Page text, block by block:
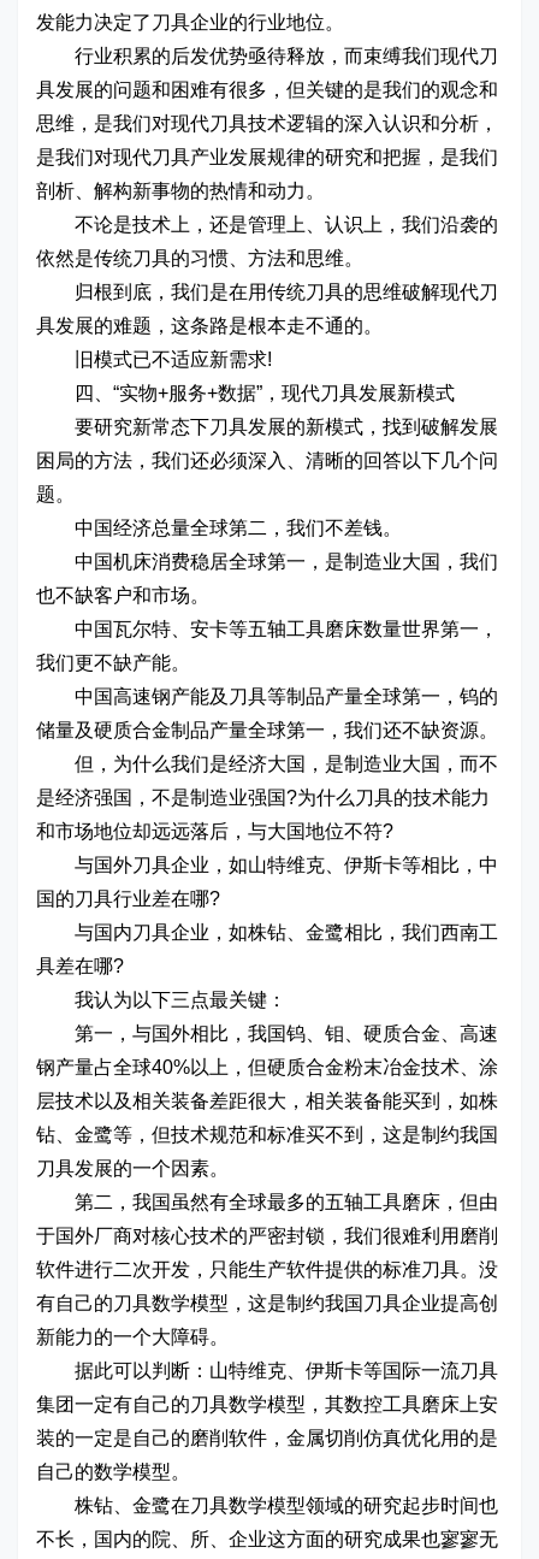
发能力决定了刀具企业的行业地位。
行业积累的后发优势亟待释放，而束缚我们现代刀
具发展的问题和困难有很多，但关键的是我们的观念和
思维，是我们对现代刀具技术逻辑的深入认识和分析，
是我们对现代刀具产业发展规律的研究和把握，是我们
剖析、解构新事物的热情和动力。
不论是技术上，还是管理上、认识上，我们沿袭的
依然是传统刀具的习惯、方法和思维。
归根到底，我们是在用传统刀具的思维破解现代刀
具发展的难题，这条路是根本走不通的。
旧模式已不适应新需求!
四、“实物+服务+数据”，现代刀具发展新模式
要研究新常态下刀具发展的新模式，找到破解发展
困局的方法，我们还必须深入、清晰的回答以下几个问
题。
中国经济总量全球第二，我们不差钱。
中国机床消费稳居全球第一，是制造业大国，我们
也不缺客户和市场。
中国瓦尔特、安卡等五轴工具磨床数量世界第一，
我们更不缺产能。
中国高速钢产能及刀具等制品产量全球第一，钨的
储量及硬质合金制品产量全球第一，我们还不缺资源。
但，为什么我们是经济大国，是制造业大国，而不
是经济强国，不是制造业强国?为什么刀具的技术能力
和市场地位却远远落后，与大国地位不符?
与国外刀具企业，如山特维克、伊斯卡等相比，中
国的刀具行业差在哪?
与国内刀具企业，如株钻、金鹭相比，我们西南工
具差在哪?
我认为以下三点最关键：
第一，与国外相比，我国钨、钼、硬质合金、高速
钢产量占全球40%以上，但硬质合金粉末冶金技术、涂
层技术以及相关装备差距很大，相关装备能买到，如株
钻、金鹭等，但技术规范和标准买不到，这是制约我国
刀具发展的一个因素。
第二，我国虽然有全球最多的五轴工具磨床，但由
于国外厂商对核心技术的严密封锁，我们很难利用磨削
软件进行二次开发，只能生产软件提供的标准刀具。没
有自己的刀具数学模型，这是制约我国刀具企业提高创
新能力的一个大障碍。
据此可以判断：山特维克、伊斯卡等国际一流刀具
集团一定有自己的刀具数学模型，其数控工具磨床上安
装的一定是自己的磨削软件，金属切削仿真优化用的是
自己的数学模型。
株钻、金鹭在刀具数学模型领域的研究起步时间也
不长，国内的院、所、企业这方面的研究成果也寥寥无